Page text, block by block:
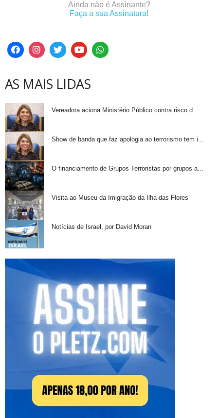
Ainda não é Assinante?
Faça a sua Assinatura!
AS MAIS LIDAS
Vereadora aciona Ministério Público contra risco d...
Show de banda que faz apologia ao terrorismo tem i...
O financiamento de Grupos Terroristas por grupos a...
Visita ao Museu da Imigração da Ilha das Flores
Notícias de Israel, por David Moran